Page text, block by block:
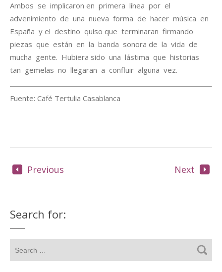
Ambos se implicaron en primera línea por el
advenimiento de una nueva forma de hacer música en
España y el destino quiso que terminaran firmando
piezas que están en la banda sonora de la vida de
mucha gente. Hubiera sido una lástima que historias
tan gemelas no llegaran a confluir alguna vez.
Fuente: Café Tertulia Casablanca
Previous Next
Search for: